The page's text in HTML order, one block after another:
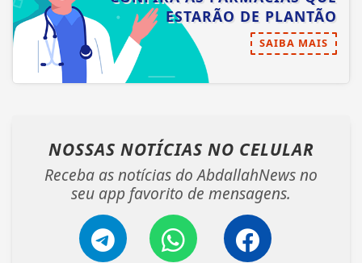
ESTARÃO DE PLANTÃO
SAIBA MAIS
NOSSAS NOTÍCIAS NO CELULAR
Receba as notícias do AbdallahNews no
seu app favorito de mensagens.